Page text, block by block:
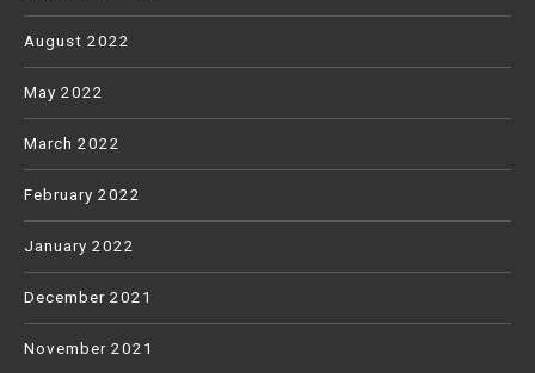
August 2022
May 2022
March 2022
February 2022
January 2022
December 2021
November 2021